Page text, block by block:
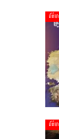
ព័ត៌ម
ព័ត៌ម